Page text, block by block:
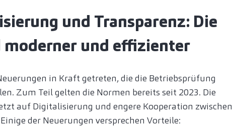
und Transparenz: Die
und effizienter
in Kraft getreten, die die Betriebsprüfung
Zum Teil gelten die Normen bereits seit 2023. Die
auf Digitalisierung und engere Kooperation zwischen
der Neuerungen versprechen Vorteile: